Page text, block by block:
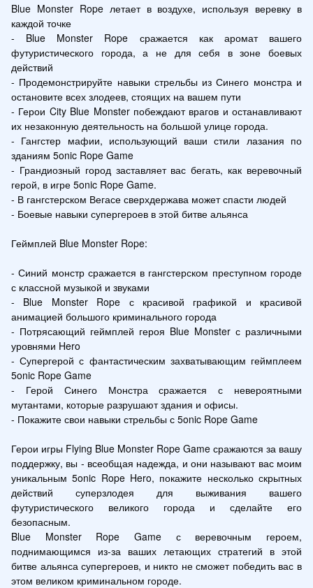
Blue Monster Rope летает в воздухе, используя веревку в
каждой точке
- Blue Monster Rope сражается как аромат вашего
футуристического города, а не для себя в зоне боевых
действий
- Продемонстрируйте навыки стрельбы из Синего монстра и
остановите всех злодеев, стоящих на вашем пути
- Герои City Blue Monster побеждают врагов и останавливают
их незаконную деятельность на большой улице города.
- Гангстер мафии, использующий ваши стили лазания по
зданиям 5onic Rope Game
- Грандиозный город заставляет вас бегать, как веревочный
герой, в игре 5onic Rope Game.
- В гангстерском Вегасе сверхдержава может спасти людей
- Боевые навыки супергероев в этой битве альянса
Геймплей Blue Monster Rope:
- Синий монстр сражается в гангстерском преступном городе
с классной музыкой и звуками
- Blue Monster Rope с красивой графикой и красивой
анимацией большого криминального города
- Потрясающий геймплей героя Blue Monster с различными
уровнями Hero
- Супергерой с фантастическим захватывающим геймплеем
5onic Rope Game
- Герой Синего Монстра сражается с невероятными
мутантами, которые разрушают здания и офисы.
- Покажите свои навыки стрельбы с 5onic Rope Game
Герои игры Flying Blue Monster Rope Game сражаются за вашу
поддержку, вы - всеобщая надежда, и они называют вас моим
уникальным 5onic Rope Hero, покажите несколько скрытных
действий суперзлодея для выживания вашего
футуристического великого города и сделайте его
безопасным.
Blue Monster Rope Game с веревочным героем,
поднимающимся из-за ваших летающих стратегий в этой
битве альянса супергероев, и никто не сможет победить вас в
этом великом криминальном городе.